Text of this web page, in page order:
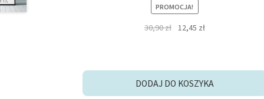
PROMOCJA!
30,90zł
Pierwotna
12,45 złAktualna
DODAJ DO KOSZYKA